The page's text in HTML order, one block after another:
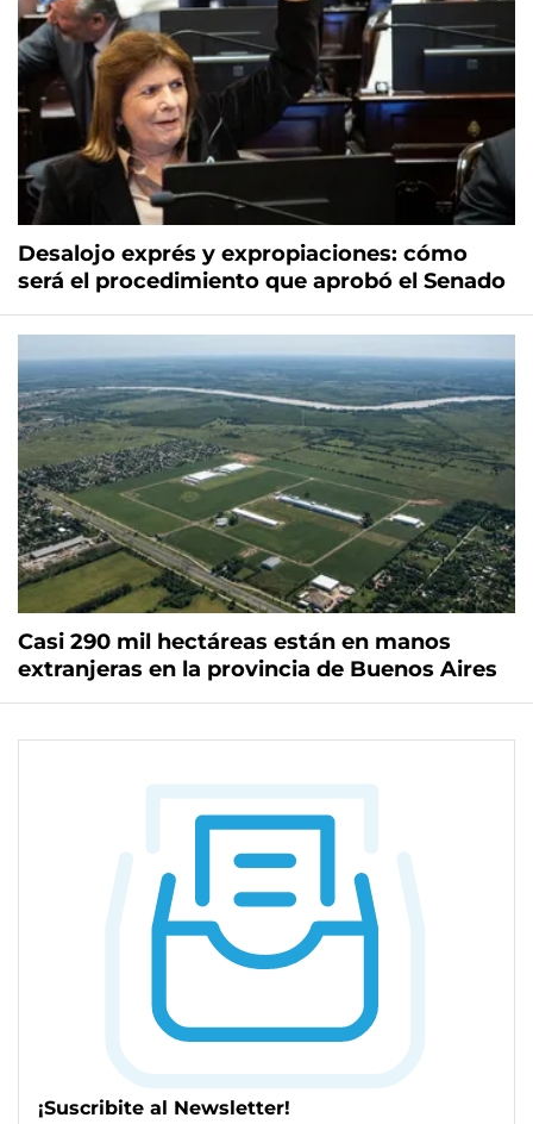
Desalojo exprés y expropiaciones: cómo
será el procedimiento que aprobó el Senado
Casi 290 mil hectáreas están en manos
extranjeras en la provincia de Buenos Aires
¡Suscribite al Newsletter!